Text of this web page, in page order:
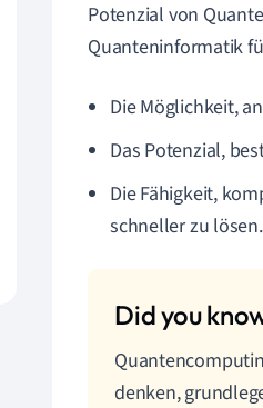
Potenzial von
Quanteninformatik
Die Möglichkeit,
Das Potenzial,
Die Fähigkeit,
schneller zu lösen.
denken,